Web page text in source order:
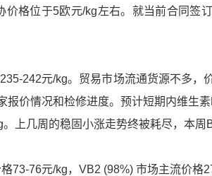
价格位于5欧元/kg左右。就当前合同签
242元/kg。贸易市场流通货源不多，
价情况和检修进度。预计短期内维生素
上几周的稳固小涨走势终被耗尽，本周
73-76元/kg，VB2 (98%) 市场主流价格